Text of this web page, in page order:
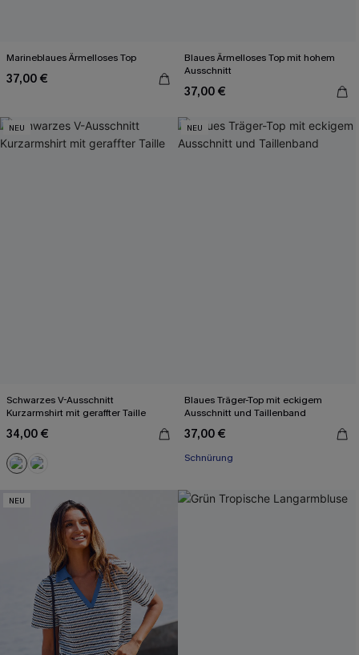
Marineblaues Ärmelloses Top
37,00 €
Blaues Ärmelloses Top mit hohem
Ausschnitt
37,00 €
NEU
Schwarzes V-Ausschnitt
Kurzarmshirt mit geraffter Taille
34,00 €
NEU
Blaues Träger-Top mit eckigem
Ausschnitt und Taillenband
37,00 €
Schnürung
NEU